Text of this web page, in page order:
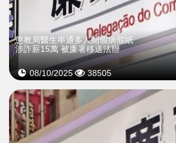
懲教局醫生串通多人開假病假紙
涉詐薪15萬 被廉署移送法辦
08/10/2025 38505